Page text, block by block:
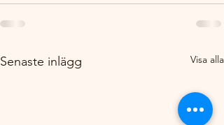
Senaste inlägg Visa alla